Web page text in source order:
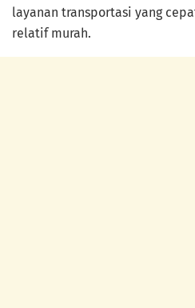
layanan transportasi yang
relatif murah.